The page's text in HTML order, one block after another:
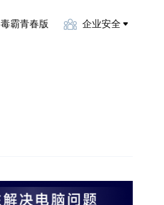
毒霸青春版 企业安全